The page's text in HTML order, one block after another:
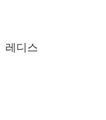
레디스